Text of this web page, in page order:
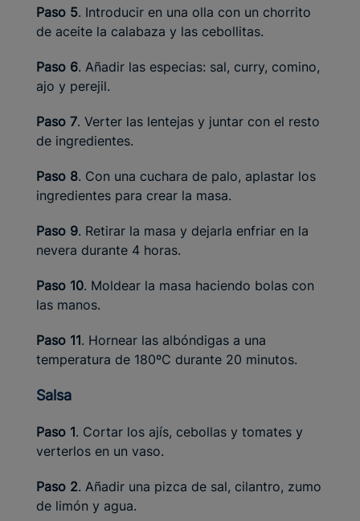
Paso 5. Introducir en una olla con un chorrito
de aceite la calabaza y las cebollitas.
Paso 6. Añadir las especias: sal, curry, comino,
ajo y perejil.
Paso 7. Verter las lentejas y juntar con el resto
de ingredientes.
Paso 8. Con una cuchara de palo, aplastar los
ingredientes para crear la masa.
Paso 9. Retirar la masa y dejarla enfriar en la
nevera durante 4 horas.
Paso 10. Moldear la masa haciendo bolas con
las manos.
Paso 11. Hornear las albóndigas a una
temperatura de 180ºC durante 20 minutos.
Salsa
Paso 1. Cortar los ajís, cebollas y tomates y
verterlos en un vaso.
Paso 2. Añadir una pizca de sal, cilantro, zumo
de limón y agua.